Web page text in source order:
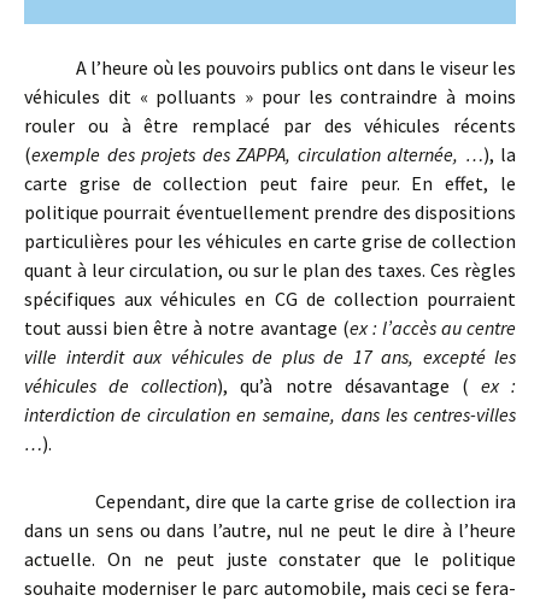
A l’heure où les pouvoirs publics ont dans le viseur les
véhicules dit « polluants » pour les contraindre à moins
rouler ou à être remplacé par des véhicules récents
(exemple des projets des ZAPPA, circulation alternée, …), la
carte grise de collection peut faire peur. En effet, le
politique pourrait éventuellement prendre des dispositions
particulières pour les véhicules en carte grise de collection
quant à leur circulation, ou sur le plan des taxes. Ces règles
spécifiques aux véhicules en CG de collection pourraient
tout aussi bien être à notre avantage (ex : l’accès au centre
ville interdit aux véhicules de plus de 17 ans, excepté les
véhicules de collection), qu’à notre désavantage ( ex :
interdiction de circulation en semaine, dans les centres-villes
…).
Cependant, dire que la carte grise de collection ira
dans un sens ou dans l’autre, nul ne peut le dire à l’heure
actuelle. On ne peut juste constater que le politique
souhaite moderniser le parc automobile, mais ceci se fera-